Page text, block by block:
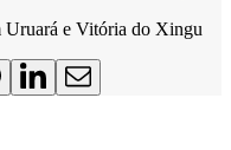
Uruará e Vitória do Xingu